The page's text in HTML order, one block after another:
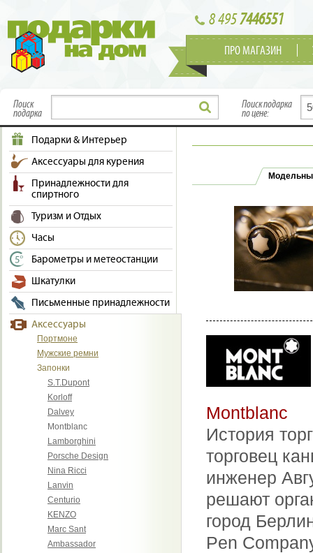
8 4957446551
ПРО МАГАЗИН
Поиск
подарка
Поиск подарка
по цене:
Подарки & Интерьер
Аксессуары для курения
Принадлежности для
спиртного
Туризм и Отдых
Часы
Барометры и метеостанции
Шкатулки
Письменные принадлежности
Аксессуары
Портмоне
Мужские ремни
Запонки
S.T.Dupont
Korloff
Dalvey
Montblanc
Lamborghini
Porsche Design
Nina Ricci
Lanvin
Centurio
KENZO
Marc Sant
Ambassador
Montblanc
История
торговец
инженер
решают
город
Pen